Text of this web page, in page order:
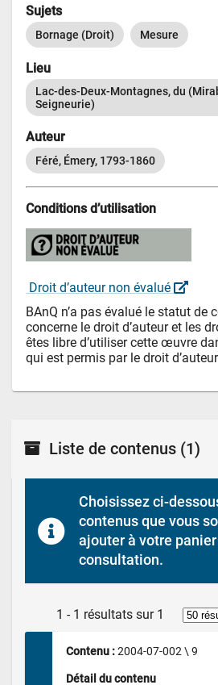
Sujets
Bornage (Droit) Mesure
Lieu
Lac-des-Deux-Montagnes, du
Seigneurie)
Auteur
Féré, Émery, 1793-1860
Conditions d’utilisation
Droit d’auteur non évalué
BAnQ n’a pas évalué le statut de
concerne le droit d’auteur et les
êtes libre d’utiliser cette œuvre
qui est permis par le droit
Liste de contenus (1)
Choisissez ci-
contenus que vous
ajouter à votre
consultation.
1 - 1 résultats sur 1
Contenu : 2004-07-002 \ 9
Détail du contenu